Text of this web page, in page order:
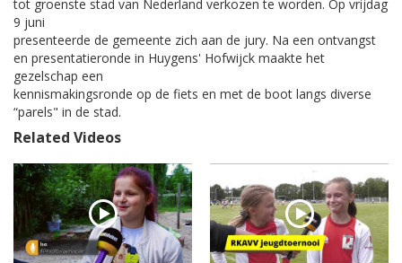
tot groenste stad van Nederland verkozen te worden. Op vrijdag
9 juni
presenteerde de gemeente zich aan de jury. Na een ontvangst
en presentatieronde in Huygens' Hofwijck maakte het
gezelschap een
kennismakingsronde op de fiets en met de boot langs diverse
“parels" in de stad.
Related Videos